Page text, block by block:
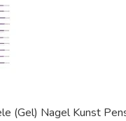
(Gel) Nagel Kunst